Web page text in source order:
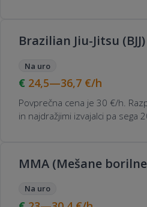
Brazilian Jiu-Jitsu
Na uro
24,5—36,7 €/h
Povprečna cena je 30 €/h.
in najdražjimi izvajalci pa sega
MMA (Mešane
Na uro